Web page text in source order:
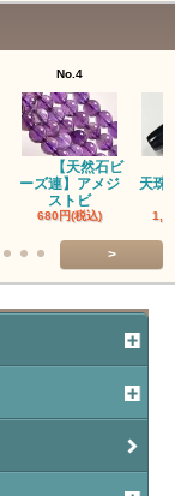
No.4
【天然石ビ
ーズ連】アメジ
ストビ
680円(税込)
天珠
>